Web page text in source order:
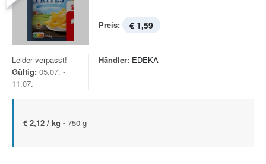
Preis: € 1,59
Leider verpasst!
Gültig: 05.07. -
11.07.
Händler: EDEKA
€ 2,12 / kg - 750 g